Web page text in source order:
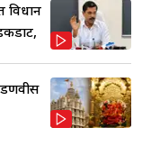
विधान